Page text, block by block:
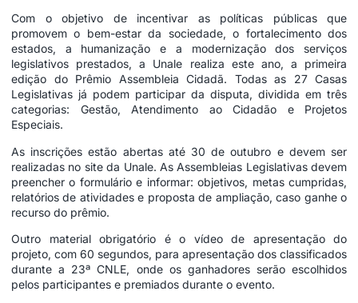
Com o objetivo de incentivar as políticas públicas que
promovem o bem-estar da sociedade, o fortalecimento dos
estados, a humanização e a modernização dos serviços
legislativos prestados, a Unale realiza este ano, a primeira
edição do Prêmio Assembleia Cidadã. Todas as 27 Casas
Legislativas já podem participar da disputa, dividida em três
categorias: Gestão, Atendimento ao Cidadão e Projetos
Especiais.
As inscrições estão abertas até 30 de outubro e devem ser
realizadas no site da Unale. As Assembleias Legislativas devem
preencher o formulário e informar: objetivos, metas cumpridas,
relatórios de atividades e proposta de ampliação, caso ganhe o
recurso do prêmio.
Outro material obrigatório é o vídeo de apresentação do
projeto, com 60 segundos, para apresentação dos classificados
durante a 23ª CNLE, onde os ganhadores serão escolhidos
pelos participantes e premiados durante o evento.